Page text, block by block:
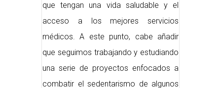
que tengan una vida saludable y el
acceso a los mejores servicios
médicos. A este punto, cabe añadir
que seguimos trabajando y estudiando
una serie de proyectos enfocados a
combatir el sedentarismo de algunos